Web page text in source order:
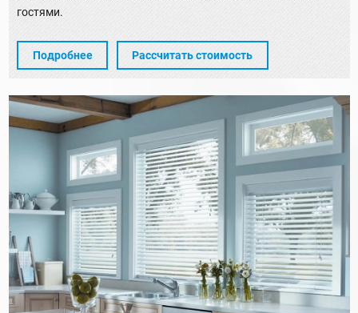
гостями.
Подробнее Рассчитать стоимость